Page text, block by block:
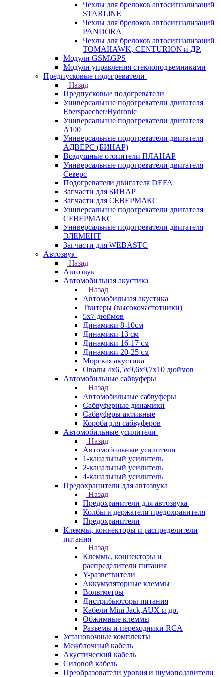
Чехлы для брелоков автосигнализаций
STARLINE
Чехлы для брелоков автосигнализаций
PANDORA
Чехлы для брелоков автосигнализаций
TOMAHAWK, CENTURION и ДР.
Модули GSM\GPS
Модули управления стеклоподъемниками
Предпусковые подогреватели
Назад
Предпусковые подогреватели
Универсальные подогреватели двигателя
Eberspaecher/Hydronic
Универсальные подогреватели двигателя
A100
Универсальные подогреватели двигателя
АДВЕРС (БИНАР)
Воздушные отопители ПЛАНАР
Универсальные подогреватели двигателя
Северс
Подогреватели двигателя DEFA
Запчасти для БИНАР
Запчасти для СЕВЕРМАКС
Универсальные подогреватели двигателя
СЕВЕРМАКС
Универсальные подогреватели двигателя
ЭЛЕМЕНТ
Запчасти для WEBASTO
Автозвук
Назад
Автозвук
Автомобильная акустика
Назад
Автомобильная акустика
Твитеры (высокочастотники)
5x7 дюймов
Динамики 8-10см
Динамики 13 см
Динамики 16-17 см
Динамики 20-25 см
Морская акустика
Овалы 4х6,5х9,6x9,7х10 дюймов
Автомобильные сабвуферы
Назад
Автомобильные сабвуферы
Сабвуферные динамики
Сабвуферы активные
Короба для сабвуферов
Автомобильные усилители
Назад
Автомобильные усилители
1-канальный усилитель
2-канальный усилитель
4-канальный усилитель
Предохранители для автозвука
Назад
Предохранители для автозвука
Колбы и держатели предохранителя
Предохранители
Клеммы, коннекторы и распределители
питания
Назад
Клеммы, коннекторы и
распределители питания
Y-разветвители
Аккумуляторные клеммы
Вольтметры
Дистрибьюторы питания
Кабели Mini Jack,AUX и др.
Обжимные клеммы
Разъемы и переходники RCA
Установочные комплекты
Межблочный кабель
Акустический кабель
Силовой кабель
Преобразователи уровня и шумоподавители